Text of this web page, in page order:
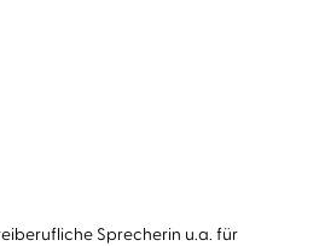
Sprecherin u.a. für